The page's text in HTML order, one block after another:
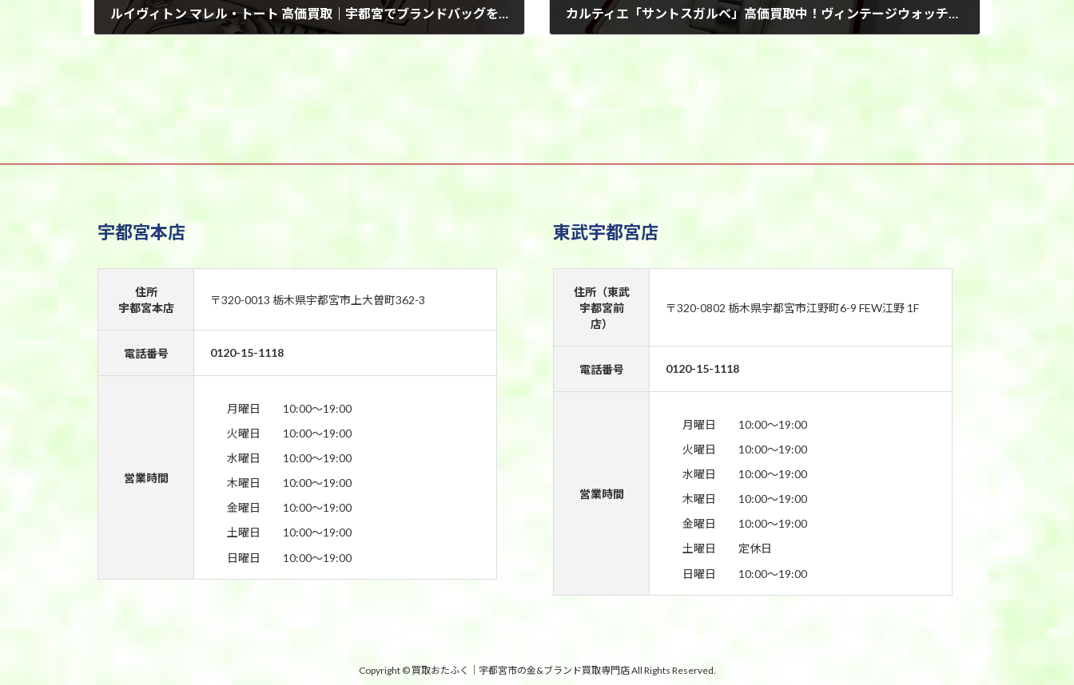
ルイヴィトン マレル・トート 高価買取｜宇都宮でブランドバッグを売るなら買取おたふく カルティエ「サントスガルベ」高価買取中！ヴィンテージウォッチもお任せください！
宇都宮本店
住所
宇都宮本店
〒320-0013 栃木県宇都宮市上大曽町362-3
電話番号 0120-15-1118
営業時間
月曜日
10:00〜19:00
火曜日
10:00〜19:00
水曜日
10:00〜19:00
木曜日
10:00〜19:00
金曜日
10:00〜19:00
土曜日
10:00〜19:00
日曜日
10:00〜19:00
東武宇都宮店
住所（東武
宇都宮前
店）
〒320-0802 栃木県宇都宮市江野町6-9 FEW江野 1F
電話番号 0120-15-1118
営業時間
月曜日
10:00〜19:00
火曜日
10:00〜19:00
水曜日
10:00〜19:00
木曜日
10:00〜19:00
金曜日
10:00〜19:00
土曜日
定休日
日曜日
10:00〜19:00
Copyright © 買取おたふく｜宇都宮市の金&ブランド買取専門店 All Rights Reserved.